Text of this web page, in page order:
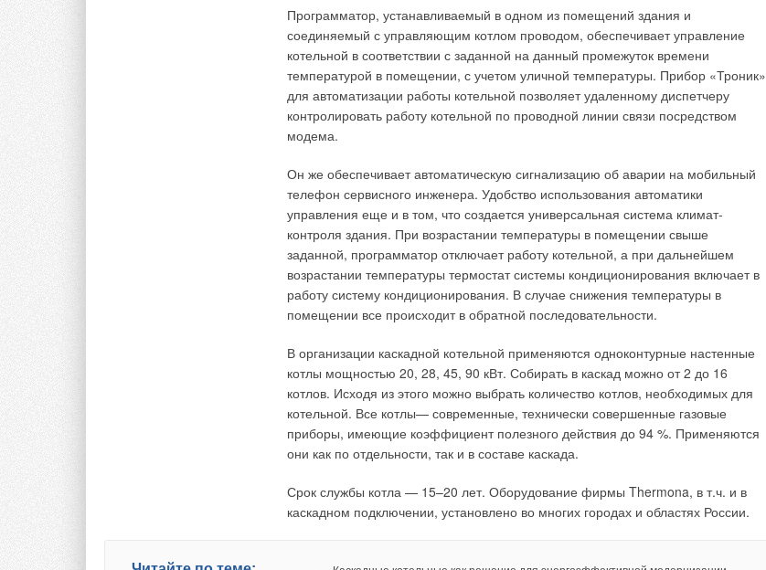
Программатор, устанавливаемый в одном из помещений здания и
соединяемый с управляющим котлом проводом, обеспечивает управление
котельной в соответствии с заданной на данный промежуток времени
температурой в помещении, с учетом уличной температуры. Прибор «Троник»
для автоматизации работы котельной позволяет удаленному диспетчеру
контролировать работу котельной по проводной линии связи посредством
модема.
Он же обеспечивает автоматическую сигнализацию об аварии на мобильный
телефон сервисного инженера. Удобство использования автоматики
управления еще и в том, что создается универсальная система климат-
контроля здания. При возрастании температуры в помещении свыше
заданной, программатор отключает работу котельной, а при дальнейшем
возрастании температуры термостат системы кондиционирования включает в
работу систему кондиционирования. В случае снижения температуры в
помещении все происходит в обратной последовательности.
В организации каскадной котельной применяются одноконтурные настенные
котлы мощностью 20, 28, 45, 90 кВт. Собирать в каскад можно от 2 до 16
котлов. Исходя из этого можно выбрать количество котлов, необходимых для
котельной. Все котлы— современные, технически совершенные газовые
приборы, имеющие коэффициент полезного действия до 94 %. Применяются
они как по отдельности, так и в составе каскада.
Срок службы котла — 15–20 лет. Оборудование фирмы Thermona, в т.ч. и в
каскадном подключении, установлено во многих городах и областях России.
площадь теплообменной поверхности внутреннего блока, м2; tвозд.ср. —
средняя температура воздуха во внутреннем блоке, °С; tохл. — температура
охлаждающей среды, °С. Произведение k . F — постоянная величина,
зависящая от конструктивных особенностей внутреннего блока. А вот разности
температур (tвозд.ср. – tохл.) для фреоновых и водяных систем значительно
отличаются друг от друга.
теплообменника для VRF-систем постоянна и равна температуре кипения
фреона +5°С (разность температур 15°С). Для водяных систем эта
температура равна средней температуре охлажденной воды +10°С (разность
температур 10°С). Поэтому даже в начальных условиях температурный
потенциал для процесса теплообмена у VRF-систем в 1,5 раза больше.
Вывод №1
охлаждения фанкойлов значительно меньше мощности внутренних блоков
VRF-систем (до 30%). Продолжение следует.
А.А. Рымкевич. Системный анализ оптимизации общеобменной вентиляции и кондиционирования воздуха. М.: «Строийздат»,
→
Влияние стак‑эффекта на систему противодымной вентиляции в многоэтажных
жилых зданиях
ЖУРНАЛ СОК ИЮНЬ 2026
обработки данных